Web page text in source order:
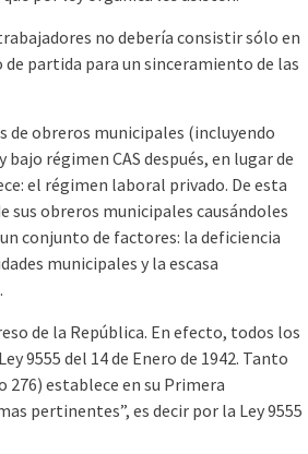
no debería consistir sólo en
partida para un sinceramiento de las
de obreros municipales (incluyendo
régimen CAS después, en lugar de
el régimen laboral privado. De esta
sus obreros municipales causándoles
conjunto de factores: la deficiencia
municipales y la escasa
de la República. En efecto, todos los
9555 del 14 de Enero de 1942. Tanto
276) establece en su Primera
pertinentes”, es decir por la Ley 9555